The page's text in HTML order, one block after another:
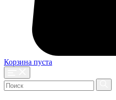
Корзина пуста